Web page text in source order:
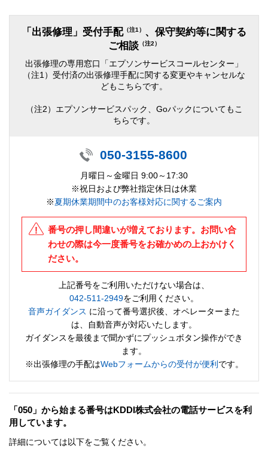
「出張修理」受付手配 （注1） 、保守契約等に関する
ご相談（注2）
出張修理の専用窓口「エプソンサービスコールセンター」
（注1）受付済の出張修理手配に関する変更やキャンセルな
どもこちらです。
（注2）エプソンサービスパック、Goパックについてもこ
ちらです。
050-3155-8600
月曜日～金曜日 9:00～17:30
※祝日および弊社指定休日は休業
※夏期休業期間中のお客様対応に関するご案内
番号の押し間違いが増えております。お問い合
わせの際は今一度番号をお確かめの上おかけく
ださい。
上記番号をご利用いただけない場合は、
042-511-2949をご利用ください。
音声ガイダンス に沿って番号選択後、オペレーターまた
は、自動音声が対応いたします。
ガイダンスを最後まで聞かずにプッシュボタン操作ができ
ます。
※出張修理の手配はWebフォームからの受付が便利 です。
「050」から始まる番号はKDDI株式会社の電話サービスを利
用しています。
詳細については以下をご覧ください。